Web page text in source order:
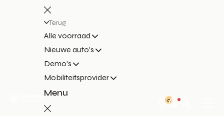
Terug
Alle voorraad
Nieuwe auto's
Demo's
Mobiliteitsprovider
Menu
0